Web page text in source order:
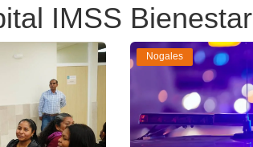
IMSS Bienestar
Nogales